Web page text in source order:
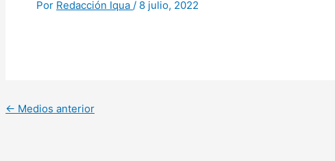
Por Redacción Iqua / 8 julio, 2022
← Medios anterior